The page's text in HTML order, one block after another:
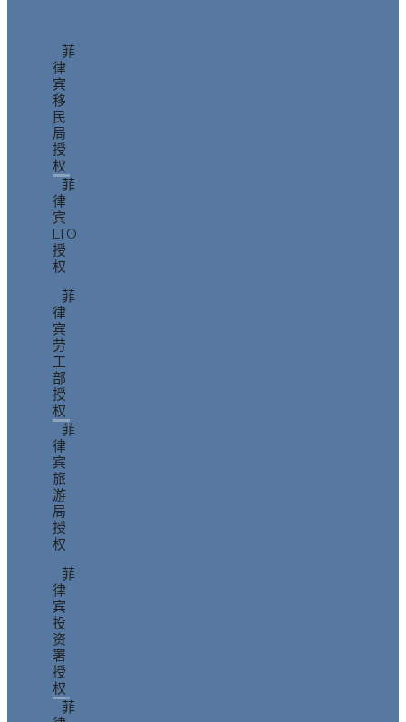
菲
律
宾
移
民
局
授
权
菲
律
宾
LTO
授
权
菲
律
宾
劳
工
部
授
权
菲
律
宾
旅
游
局
授
权
菲
律
宾
投
资
署
授
权
菲